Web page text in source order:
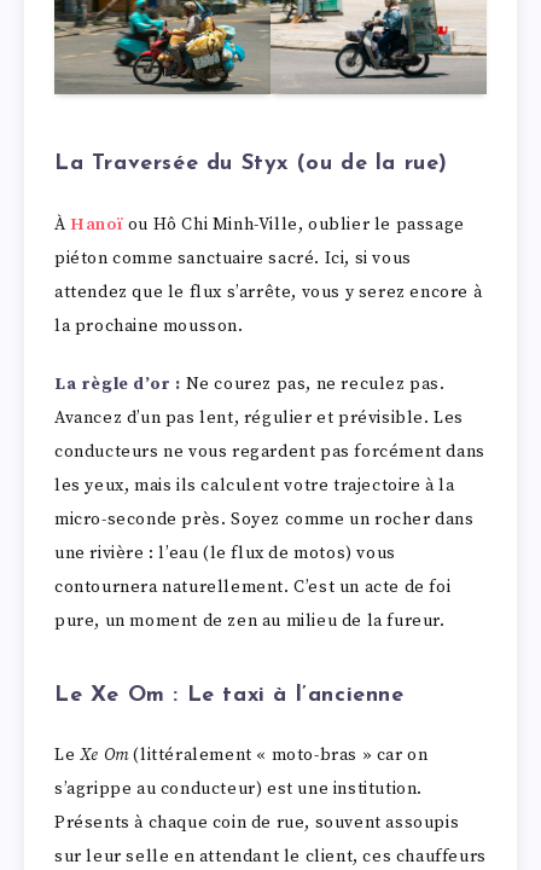
La Traversée du Styx (ou de la rue)
À Hanoï ou Hô Chi Minh-Ville, oublier le passage
piéton comme sanctuaire sacré. Ici, si vous
attendez que le flux s’arrête, vous y serez encore à
la prochaine mousson.
La règle d’or : Ne courez pas, ne reculez pas.
Avancez d’un pas lent, régulier et prévisible. Les
conducteurs ne vous regardent pas forcément dans
les yeux, mais ils calculent votre trajectoire à la
micro-seconde près. Soyez comme un rocher dans
une rivière : l’eau (le flux de motos) vous
contournera naturellement. C’est un acte de foi
pure, un moment de zen au milieu de la fureur.
Le Xe Om : Le taxi à l’ancienne
Le Xe Om(littéralement « moto-bras » car on
s’agrippe au conducteur) est une institution.
Présents à chaque coin de rue, souvent assoupis
sur leur selle en attendant le client, ces chauffeurs